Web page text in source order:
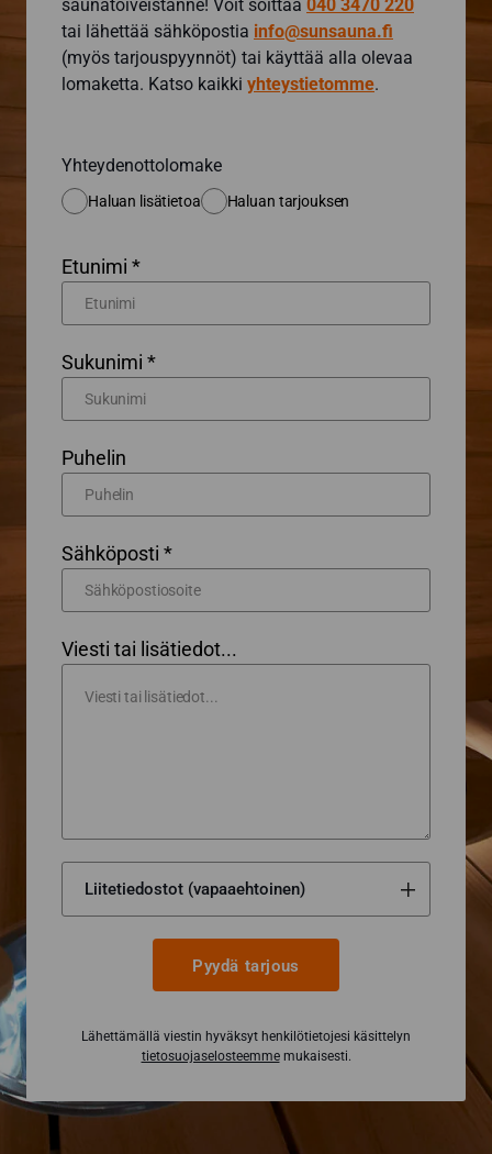
saunatoiveistanne! Voit soittaa 040 3470 220
tai lähettää sähköpostia info@sunsauna.fi
(myös tarjouspyynnöt) tai käyttää alla olevaa
lomaketta. Katso kaikki yhteystietomme.
Yhteydenottolomake
Haluan lisätietoa Haluan tarjouksen
Etunimi *
Sukunimi *
Puhelin
Sähköposti *
Viesti tai lisätiedot...
Pyydä tarjous
Lähettämällä viestin hyväksyt henkilötietojesi käsittelyn
tietosuojaselosteemmemukaisesti.